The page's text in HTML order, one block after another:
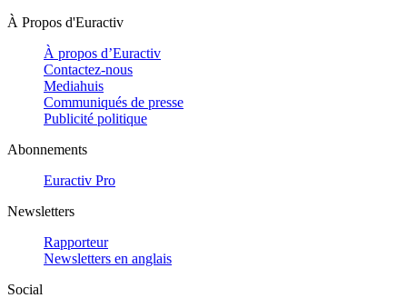
À Propos d'Euractiv
À propos d’Euractiv
Contactez-nous
Mediahuis
Communiqués de presse
Publicité politique
Abonnements
Euractiv Pro
Newsletters
Rapporteur
Newsletters en anglais
Social